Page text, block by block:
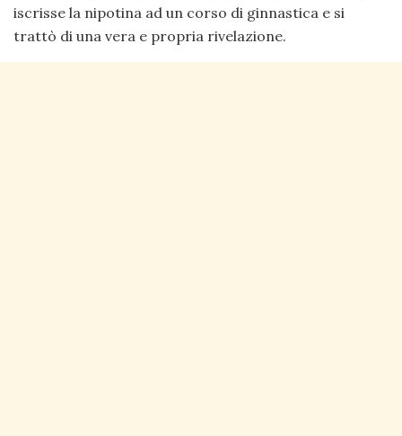
iscrisse la nipotina ad un corso di ginnastica e si
trattò di una vera e propria rivelazione.